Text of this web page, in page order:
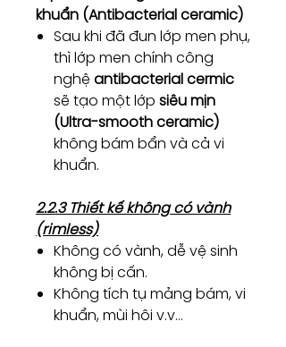
khuẩn (Antibacterial ceramic)
Sau khi đã đun lớp men phụ,
thì lớp men chính công
nghệ antibacterial cermic
sẽ tạo một lớp siêu mịn
(Ultra-smooth ceramic)
không bám bẩn và cả vi
khuẩn.
2.2.3 Thiết kế không có vành
(rimless)
Không có vành, dễ vệ sinh
không bị cấn.
Không tích tụ mảng bám, vi
khuẩn, mùi hôi v.v…